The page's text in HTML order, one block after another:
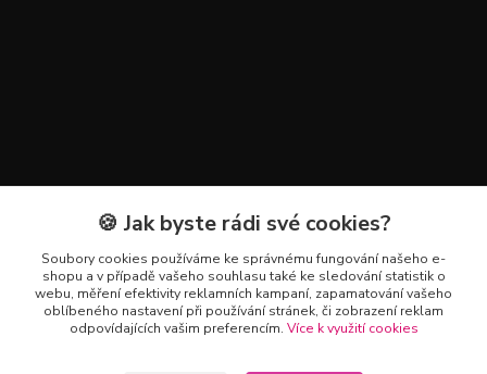
Kontakty
+420 602 223 614
info@zahradnictvipetro.cz
🍪 Jak byste rádi své cookies?
Soubory cookies používáme ke správnému fungování našeho e-
shopu a v případě vašeho souhlasu také ke sledování statistik o
webu, měření efektivity reklamních kampaní, zapamatování vašeho
oblíbeného nastavení při používání stránek, či zobrazení reklam
odpovídajících vašim preferencím. Více k využití cookies